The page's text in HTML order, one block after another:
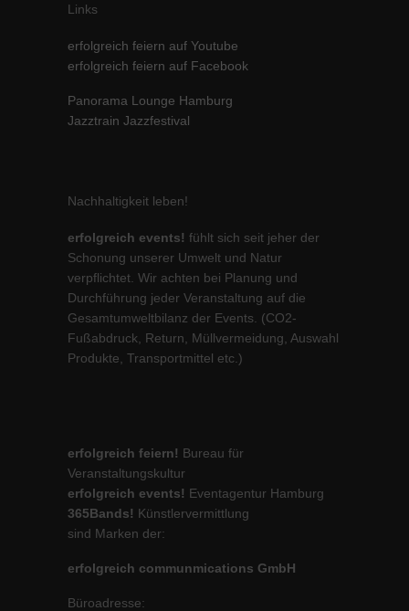
Links
erfolgreich feiern auf Youtube
erfolgreich feiern auf Facebook
Panorama Lounge Hamburg
Jazztrain Jazzfestival
Nachhaltigkeit leben!
erfolgreich events! fühlt sich seit jeher der
Schonung unserer Umwelt und Natur
verpflichtet. Wir achten bei Planung und
Durchführung jeder Veranstaltung auf die
Gesamtumweltbilanz der Events. (CO2-
Fußabdruck, Return, Müllvermeidung, Auswahl
Produkte, Transportmittel etc.)
erfolgreich feiern! Bureau für
Veranstaltungskultur
erfolgreich events! Eventagentur Hamburg
365Bands! Künstlervermittlung
sind Marken der:
erfolgreich communmications GmbH
Büroadresse: